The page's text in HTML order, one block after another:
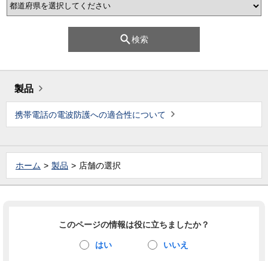
検索
製品
携帯電話の電波防護への適合性について
ホーム 製品 店舗の選択
このページの情報は役に立ちましたか？
はい いいえ